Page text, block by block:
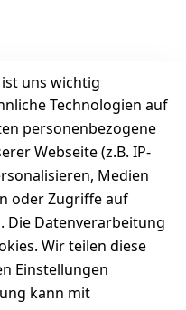
uns wichtig
Technologien auf
personenbezogene
Webseite (z.B. IP-
Medien
oder Zugriffe auf
Die Datenverarbeitung
Wir teilen diese
Einstellungen
kann mit